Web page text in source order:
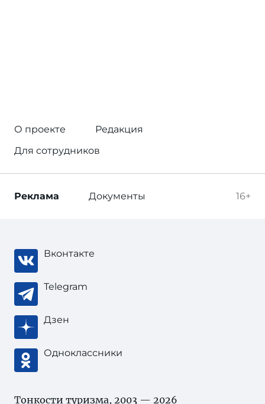
О проекте
Редакция
Для сотрудников
16+
Реклама Документы
Вконтакте
Telegram
Дзен
Одноклассники
Тонкости туризма, 2003 — 2026